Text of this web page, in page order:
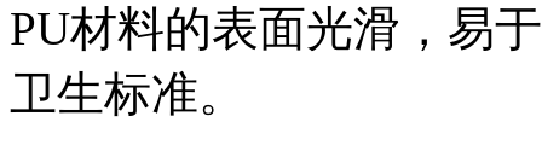
PU材料的表面光滑，易
卫生标准。